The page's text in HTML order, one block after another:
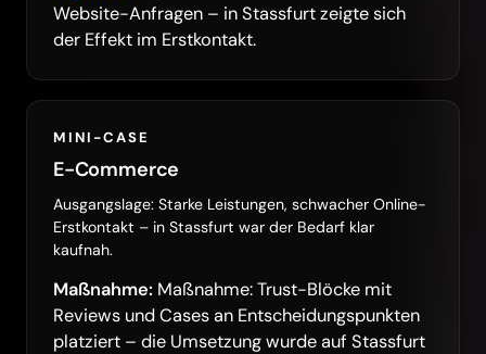
Website-Anfragen – in Stassfurt zeigte sich
der Effekt im Erstkontakt.
MINI-CASE
E-Commerce
Ausgangslage: Starke Leistungen, schwacher Online-
Erstkontakt – in Stassfurt war der Bedarf klar
kaufnah.
Maßnahme: Maßnahme: Trust-Blöcke mit
Reviews und Cases an Entscheidungspunkten
platziert – die Umsetzung wurde auf Stassfurt